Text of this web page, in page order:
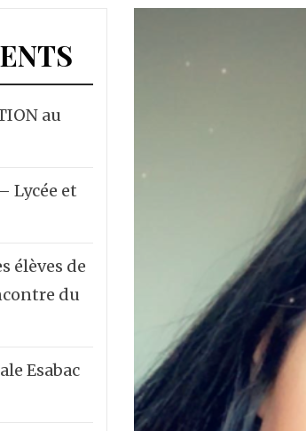
au
Lycée et
élèves de
du
Esabac